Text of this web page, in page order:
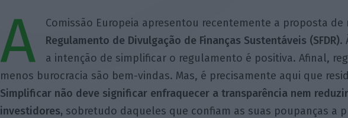
A
Comissão Europeia apresentou recentemente a proposta de
Regulamento de Divulgação de Finanças Sustentáveis (SFDR).
a intenção de simplificar o regulamento é positiva. Afinal,
menos burocracia são bem-vindas. Mas, é precisamente aqui que
Simplificar não deve significar enfraquecer a transparência nem
investidores, sobretudo daqueles que confiam as suas poupanças a